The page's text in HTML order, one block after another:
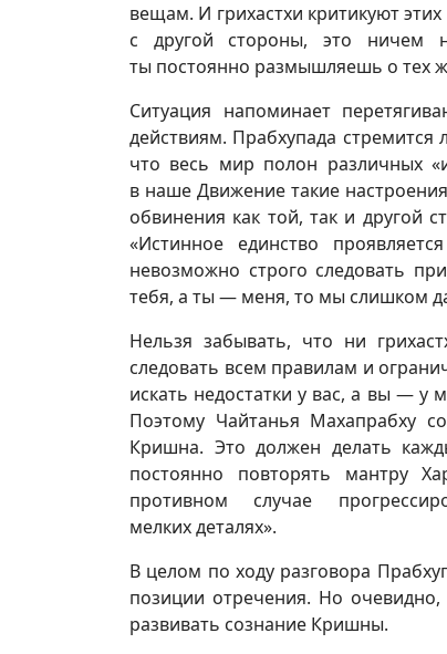
вещам. И грихастхи критикуют
с другой стороны, это ничем
ты постоянно размышляешь о тех
Ситуация напоминает
действиям. Прабхупада
что весь мир полон различных
в наше Движение такие
обвинения как той, так и
«Истинное единство
невозможно строго следовать
тебя, а ты — меня, то мы слишком
Нельзя забывать, что ни
следовать всем правилам и
искать недостатки у вас, а вы —
Поэтому Чайтанья Махапрабху
Кришна. Это должен делать
постоянно повторять мантру
противном случае
мелких деталях».
В целом по ходу разговора
позиции отречения. Но
развивать сознание Кришны.